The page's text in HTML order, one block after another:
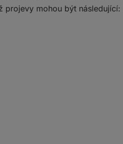
projevy mohou být následující: